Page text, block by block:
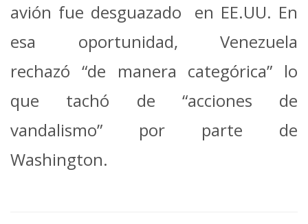
avión fue desguazado en EE.UU. En
esa oportunidad, Venezuela
rechazó “de manera categórica” lo
que tachó de “acciones de
vandalismo” por parte de
Washington.